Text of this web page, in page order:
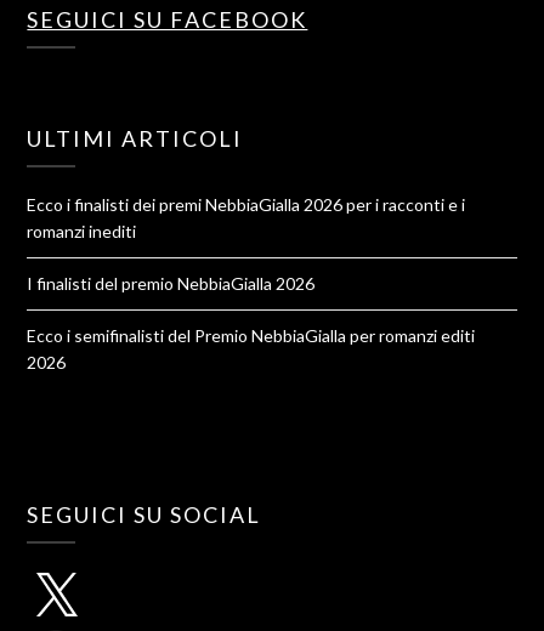
SEGUICI SU FACEBOOK
ULTIMI ARTICOLI
Ecco i finalisti dei premi NebbiaGialla 2026 per i racconti e i
romanzi inediti
I finalisti del premio NebbiaGialla 2026
Ecco i semifinalisti del Premio NebbiaGialla per romanzi editi
2026
SEGUICI SU SOCIAL